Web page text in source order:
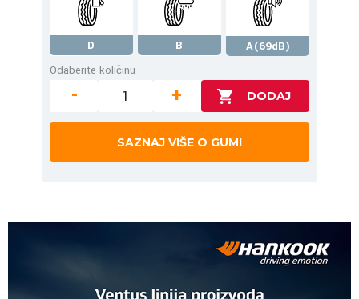
D B
A(69dB)
Odaberite količinu
- +
SAZNAJ VIŠE O GUMI